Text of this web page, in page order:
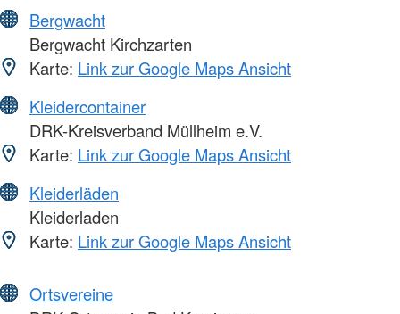
Bergwacht
Bergwacht Kirchzarten
Karte: Link zur Google Maps Ansicht
Kleidercontainer
DRK-Kreisverband Müllheim e.V.
Karte: Link zur Google Maps Ansicht
Kleiderläden
Kleiderladen
Karte: Link zur Google Maps Ansicht
Ortsvereine